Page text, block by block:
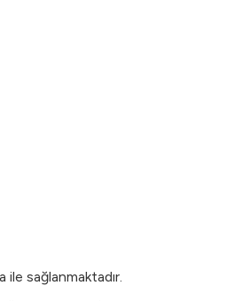
ile sağlanmaktadır.